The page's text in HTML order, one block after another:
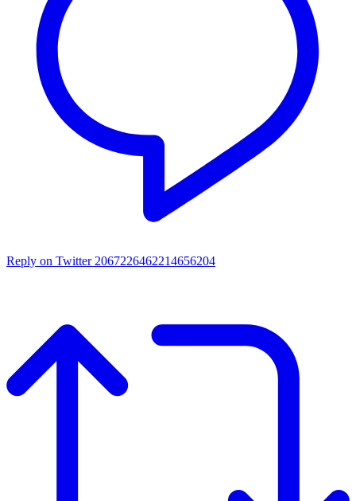
Reply on Twitter 2067226462214656204